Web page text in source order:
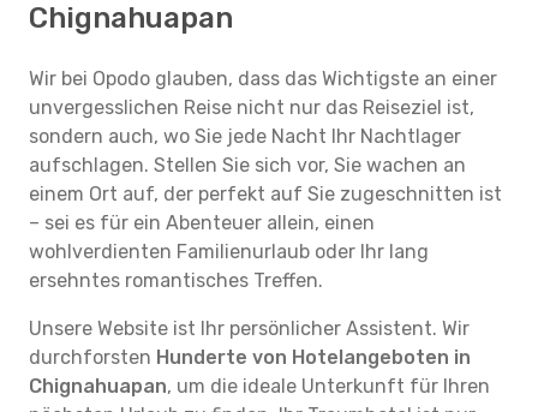
Chignahuapan
Wir bei Opodo glauben, dass das Wichtigste an einer
unvergesslichen Reise nicht nur das Reiseziel ist,
sondern auch, wo Sie jede Nacht Ihr Nachtlager
aufschlagen. Stellen Sie sich vor, Sie wachen an
einem Ort auf, der perfekt auf Sie zugeschnitten ist
– sei es für ein Abenteuer allein, einen
wohlverdienten Familienurlaub oder Ihr lang
ersehntes romantisches Treffen.
Unsere Website ist Ihr persönlicher Assistent. Wir
durchforsten Hunderte von Hotelangeboten in
Chignahuapan, um die ideale Unterkunft für Ihren